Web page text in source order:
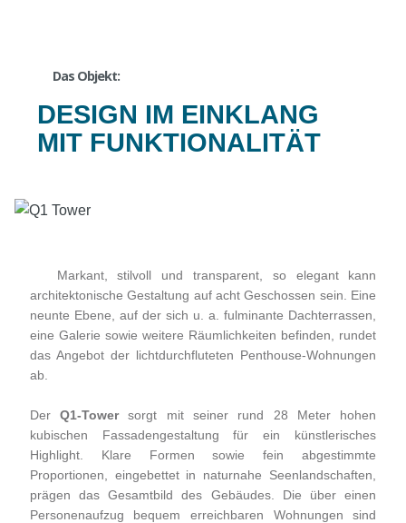
Das Objekt:
DESIGN IM EINKLANG
MIT FUNKTIONALITÄT
Markant, stilvoll und transparent, so elegant kann
architektonische Gestaltung auf acht Geschossen sein. Eine
neunte Ebene, auf der sich u. a. fulminante Dachterrassen,
eine Galerie sowie weitere Räumlichkeiten befinden, rundet
das Angebot der lichtdurchfluteten Penthouse-Wohnungen
ab.
Der Q1-Towersorgt mit seiner rund 28 Meter hohen
kubischen Fassadengestaltung für ein künstlerisches
Highlight. Klare Formen sowie fein abgestimmte
Proportionen, eingebettet in naturnahe Seenlandschaften,
prägen das Gesamtbild des Gebäudes. Die über einen
Personenaufzug bequem erreichbaren Wohnungen sind